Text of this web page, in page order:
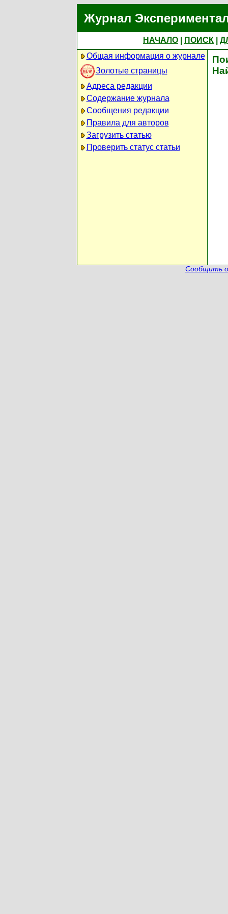
Журнал
НАЧАЛО ПОИСК
Общая информация о журнале
Золотые страницы
Адреса редакции
Содержание журнала
Сообщения редакции
Правила для авторов
Загрузить статью
Проверить статус статьи
Сообщить о